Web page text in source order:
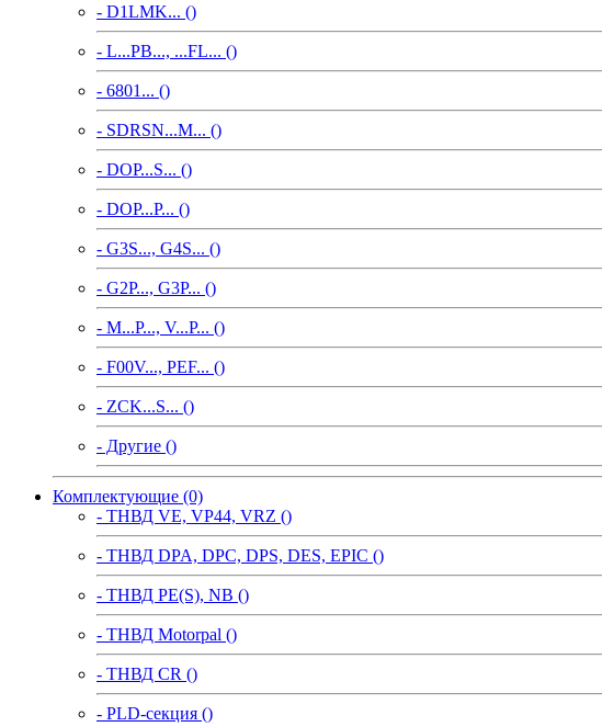
- D1LMK... ()
- L...PB..., ...FL... ()
- 6801... ()
- SDRSN...M... ()
- DOP...S... ()
- DOP...P... ()
- G3S..., G4S... ()
- G2P..., G3P... ()
- M...P..., V...P... ()
- F00V..., PEF... ()
- ZCK...S... ()
- Другие ()
Комплектующие (0)
- ТНВД VE, VP44, VRZ ()
- ТНВД DPA, DPC, DPS, DES, EPIC ()
- ТНВД PE(S), NB ()
- ТНВД Motorpal ()
- ТНВД CR ()
- PLD-секция ()